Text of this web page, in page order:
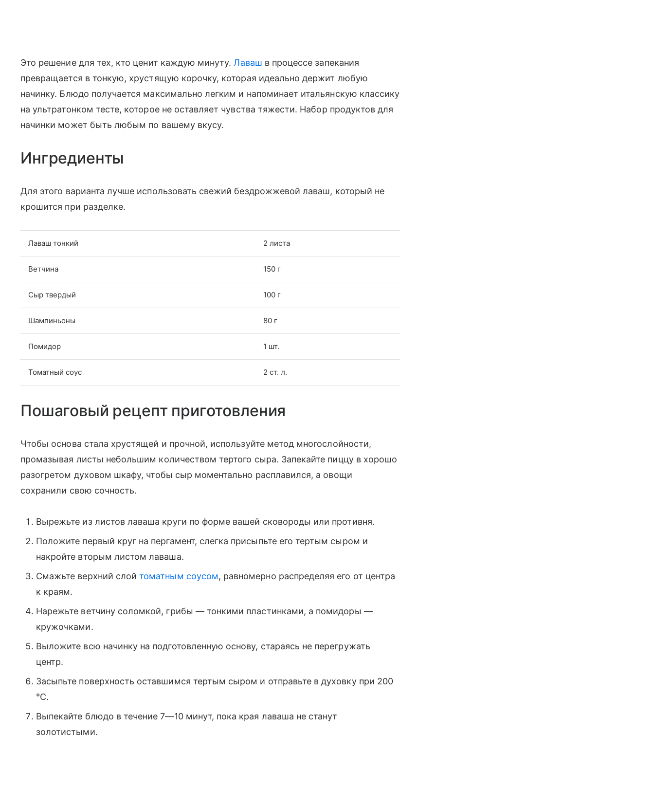
Это решение для тех, кто ценит каждую минуту.Лаваш в процессе запекания
превращается в тонкую, хрустящую корочку, которая идеально держит любую
начинку. Блюдо получается максимально легким и напоминает итальянскую классику
на ультратонком тесте, которое не оставляет чувства тяжести. Набор продуктов для
начинки может быть любым по вашему вкусу.
Ингредиенты
Для этого варианта лучше использовать свежий бездрожжевой лаваш, который не
крошится при разделке.
Лаваш тонкий 2 листа
Ветчина 150 г
Сыр твердый 100 г
Шампиньоны 80 г
Помидор 1 шт.
Томатный соус 2 ст. л.
Пошаговый рецепт приготовления
Чтобы основа стала хрустящей и прочной, используйте метод многослойности,
промазывая листы небольшим количеством тертого сыра. Запекайте пиццу в хорошо
разогретом духовом шкафу, чтобы сыр моментально расплавился, а овощи
сохранили свою сочность.
Вырежьте из листов лаваша круги по форме вашей сковороды или противня.
Положите первый круг на пергамент, слегка присыпьте его тертым сыром и
накройте вторым листом лаваша.
Смажьте верхний слойтоматным соусом, равномерно распределяя его от центра
к краям.
Нарежьте ветчину соломкой, грибы — тонкими пластинками, а помидоры —
кружочками.
Выложите всю начинку на подготовленную основу, стараясь не перегружать
центр.
Засыпьте поверхность оставшимся тертым сыром и отправьте в духовку при 200
°C.
Выпекайте блюдо в течение 7—10 минут, пока края лаваша не станут
золотистыми.